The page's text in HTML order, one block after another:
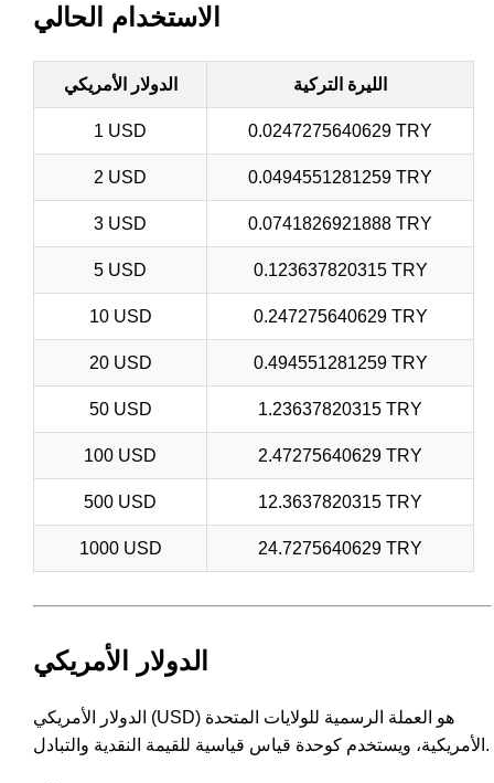
الاستخدام الحالي
الدولار الأمريكي الليرة التركية
1 USD 0.0247275640629 TRY
2 USD 0.0494551281259 TRY
3 USD 0.0741826921888 TRY
5 USD 0.123637820315 TRY
10 USD 0.247275640629 TRY
20 USD 0.494551281259 TRY
50 USD 1.23637820315 TRY
100 USD 2.47275640629 TRY
500 USD 12.3637820315 TRY
1000 USD 24.7275640629 TRY
الدولار الأمريكي
الدولار الأمريكي (USD) هو العملة الرسمية للولايات المتحدة
الأمريكية، ويستخدم كوحدة قياس قياسية للقيمة النقدية والتبادل.